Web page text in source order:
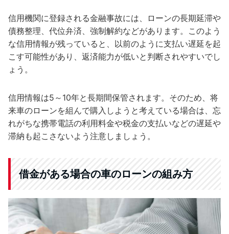
信用機関に登録される金融事故には、ローンの長期延滞や
債務整理、代位弁済、強制解約などがあります。このよう
な信用情報が残っていると、以前のように支払い遅延を起
こす可能性があり、返済能力が低いと判断されやすいでし
ょう。
信用情報は5～10年と長期間保管されます。そのため、将
来車のローンを組んで購入しようと考えている場合は、忘
れがちな携帯電話の利用料金や税金の支払いなどの遅延や
滞納も起こさないよう注意しましょう。
借金がある場合の車のローンの組み方